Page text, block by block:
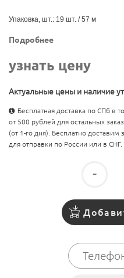
Упаковка, шт.: 19 шт. / 57 м
Подробнее
узнать цену
Актуальные цены и наличие
Бесплатная доставка по СПб в
от 500 рублей для остальных
(от 1-го дня). Бесплатно
для отправки по России или в СНГ.
-